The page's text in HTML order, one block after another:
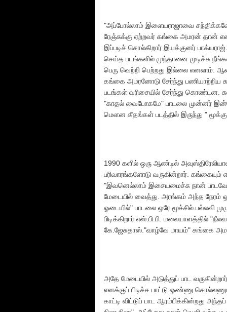
"அப்போல்லாம் இளையராஜாவை சந்திக்கவே
ரேஞ்சுக்கு ஏற்றவர் கங்கை அமரன் தான்
இப்படிச் சொல்கிறார் இயக்குனர்
செய்த படங்களில் முந்தானை முடிச்சு
பெரு வெற்றி பெற்றது இல்லை எனலாம்.
கங்கை அமரனோடு சேர்ந்து பணியாற்றிய
படங்கள் வரிசையில் சேர்ந்து கொண்டன.
"காதல் வைபோகமே" பாடலை முன்னர்
மெளன கீதங்கள் படத்தில் இருந்து "
1990 களில் ஒரு ஆண்டில்
பரிவாரங்களோடு வருகின்றார். கங்கையும்
"இவனெல்லாம் இசையமைச்சு நான்
மேடையில் வைத்து. அரங்கம் அந்த நேரம்
ஓடையில்" பாடலை ஒரே மூச்சில் பல்லவி
பிடிக்கிறார் எஸ்.பி.பி. மலையாளத்தில்
கே.ஜேசுதாஸ்."வாழ்வே மாயம்" கங்கை
அதே மேடையில் அடுத்துப் பாட
எனக்குப் பிடிச்ச பாட்டு ஒண்ணு
காட்டி விட்டுப் பாட ஆரம்பிக்கின்றது